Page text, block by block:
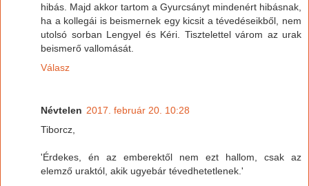
hibás. Majd akkor tartom a Gyurcsányt mindenért hibásnak,
ha a kollegái is beismernek egy kicsit a tévedéseikből, nem
utolsó sorban Lengyel és Kéri. Tisztelettel várom az urak
beismerő vallomását.
Válasz
Névtelen 2017. február 20. 10:28
Tiborcz,
'Érdekes, én az emberektől nem ezt hallom, csak az
elemző uraktól, akik ugyebár tévedhetetlenek.'